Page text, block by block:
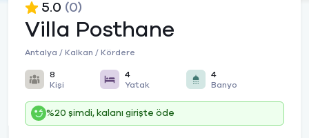
Villa Posthane
Antalya / Kalkan / Kördere
5.0 (0)
8
Kişi
4
Yatak
4
Banyo
%20 şimdi, kalanı girişte öde